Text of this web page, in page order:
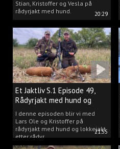
20:29
Stian, Kristoffer og Vesla på
rådyrjakt med hund.
21:55
Et Jaktliv S.1 Episode 49,
Rådyrjakt med hund og
lokkejakt.
I denne episoden blir vi med
Lars Ole og Kristoffer på
rådyrjakt med hund og lokkejakt
etter rådyr.